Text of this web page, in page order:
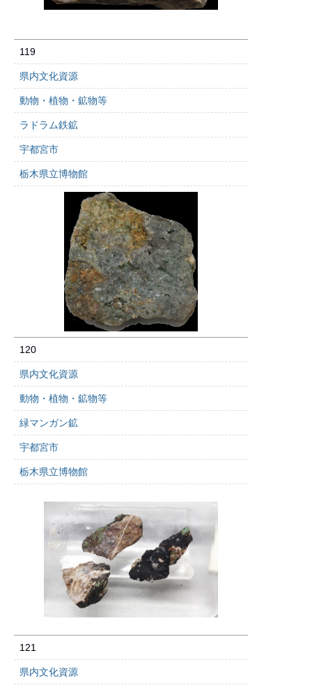
119
県内文化資源
動物・植物・鉱物等
ラドラム鉄鉱
宇都宮市
栃木県立博物館
120
県内文化資源
動物・植物・鉱物等
緑マンガン鉱
宇都宮市
栃木県立博物館
121
県内文化資源